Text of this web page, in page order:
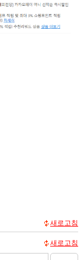
새로고침
새로고침